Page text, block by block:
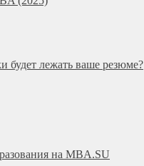
будет лежать ваше резюме?
на MBA.SU